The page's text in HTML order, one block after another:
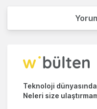
Teknoloji
Neleri size